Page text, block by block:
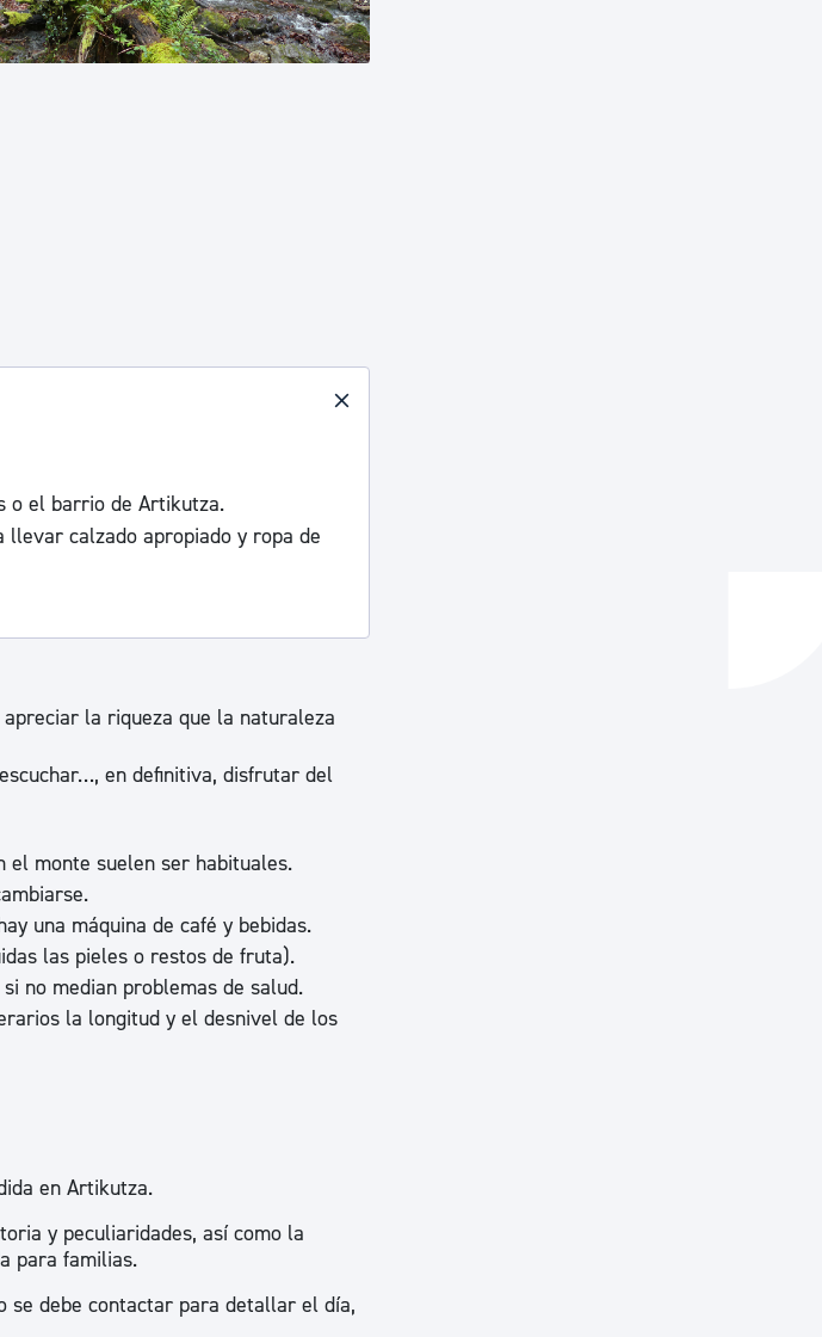
o el barrio de Artikutza.
calzado apropiado y ropa de
la riqueza que la naturaleza
en definitiva, disfrutar del
el monte suelen ser habituales.
una máquina de café y bebidas.
las pieles o restos de fruta).
no median problemas de salud.
la longitud y el desnivel de los
en Artikutza.
y peculiaridades, así como la
para familias.
se debe contactar para detallar el día,